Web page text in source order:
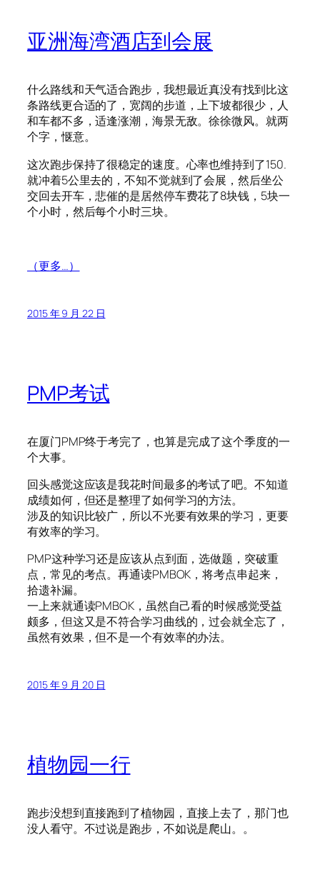
亚洲海湾酒店到会展
什么路线和天气适合跑步，我想最近真没有找到比这
条路线更合适的了，宽阔的步道，上下坡都很少，人
和车都不多，适逢涨潮，海景无敌。徐徐微风。就两
个字，惬意。
这次跑步保持了很稳定的速度。心率也维持到了150.
就冲着5公里去的，不知不觉就到了会展，然后坐公
交回去开车，悲催的是居然停车费花了8块钱，5块一
个小时，然后每个小时三块。
（更多…）
2015 年 9 月 22 日
PMP考试
在厦门PMP终于考完了，也算是完成了这个季度的一
个大事。
回头感觉这应该是我花时间最多的考试了吧。不知道
成绩如何，但还是整理了如何学习的方法。
涉及的知识比较广，所以不光要有效果的学习，更要
有效率的学习。
PMP这种学习还是应该从点到面，选做题，突破重
点，常见的考点。再通读PMBOK，将考点串起来，
拾遗补漏。
一上来就通读PMBOK，虽然自己看的时候感觉受益
颇多，但这又是不符合学习曲线的，过会就全忘了，
虽然有效果，但不是一个有效率的办法。
2015 年 9 月 20 日
植物园一行
跑步没想到直接跑到了植物园，直接上去了，那门也
没人看守。不过说是跑步，不如说是爬山。。